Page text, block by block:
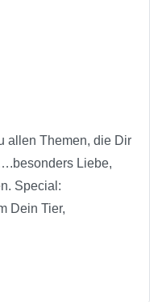
allen Themen, die Dir
Liebe,
Special:
Dein Tier,